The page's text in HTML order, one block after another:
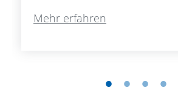
Mehr erfahren